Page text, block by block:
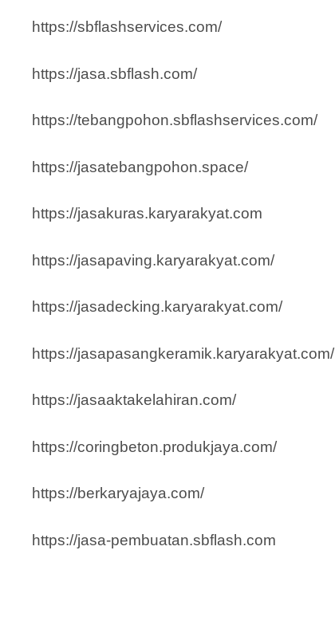
https://sbflashservices.com/
https://jasa.sbflash.com/
https://tebangpohon.sbflashservices.com/
https://jasatebangpohon.space/
https://jasakuras.karyarakyat.com
https://jasapaving.karyarakyat.com/
https://jasadecking.karyarakyat.com/
https://jasapasangkeramik.karyarakyat.com/
https://jasaaktakelahiran.com/
https://coringbeton.produkjaya.com/
https://berkaryajaya.com/
https://jasa-pembuatan.sbflash.com